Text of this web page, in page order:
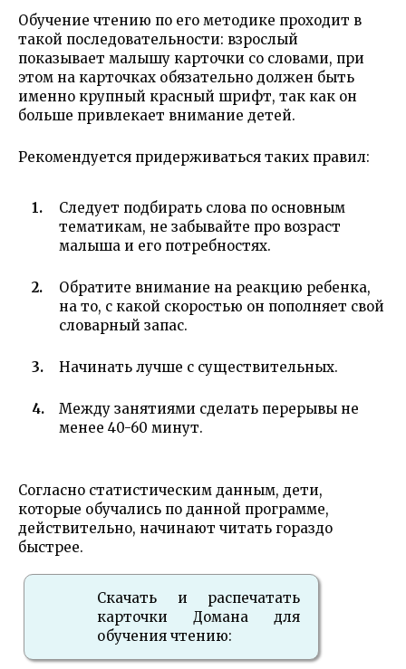
Обучение чтению по его методике проходит в
такой последовательности: взрослый
показывает малышу карточки со словами, при
этом на карточках обязательно должен быть
именно крупный красный шрифт, так как он
больше привлекает внимание детей.
Рекомендуется придерживаться таких правил:
Следует подбирать слова по основным
тематикам, не забывайте про возраст
малыша и его потребностях.
Обратите внимание на реакцию ребенка,
на то, с какой скоростью он пополняет свой
словарный запас.
Начинать лучше с существительных.
Между занятиями сделать перерывы не
менее 40-60 минут.
Согласно статистическим данным, дети,
которые обучались по данной программе,
действительно, начинают читать гораздо
быстрее.
Скачать и распечатать
карточки Домана для
обучения чтению: